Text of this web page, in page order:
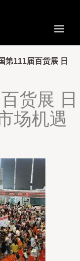
第111届百货展 日
货展 日
场机遇